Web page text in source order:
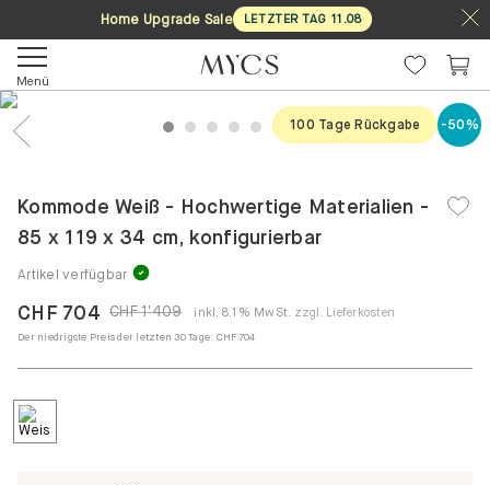
Home Upgrade Sale LETZTER TAG 11 .08
Menü
1 2 3 4 5 6 7 8
100 Tage Rückgabe -50%
Kommode Weiß - Hochwertige Materialien -
85 x 119 x 34 cm, konfigurierbar
Artikel verfügbar
CHF 1'409
CHF 704 inkl. 8.1% MwSt. zzgl. Lieferkosten
Der niedrigste Preis der letzten 30 Tage: CHF 704